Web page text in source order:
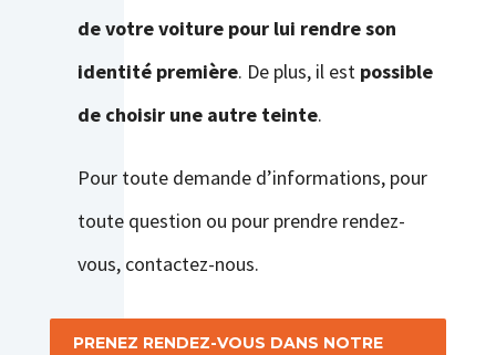
de votre voiture pour lui rendre son
identité première. De plus, il est possible
de choisir une autre teinte.
Pour toute demande d’informations, pour
toute question ou pour prendre rendez-
vous, contactez-nous.
PRENEZ RENDEZ-VOUS DANS NOTRE